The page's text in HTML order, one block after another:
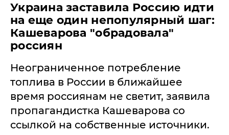
Украина заставила Россию идти
на еще один непопулярный шаг:
Кашеварова "обрадовала"
россиян
Неограниченное потребление
топлива в России в ближайшее
время россиянам не светит, заявила
пропагандистка Кашеварова со
ссылкой на собственные источники.